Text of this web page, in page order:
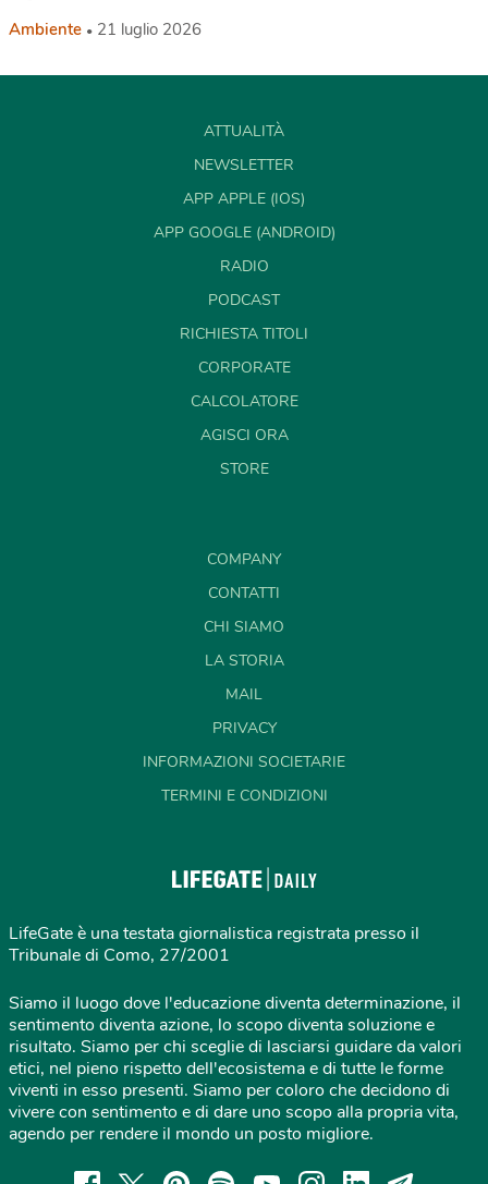
Ambiente 21 luglio 2026
ATTUALITÀ
NEWSLETTER
APP APPLE (IOS)
APP GOOGLE (ANDROID)
RADIO
PODCAST
RICHIESTA TITOLI
CORPORATE
CALCOLATORE
AGISCI ORA
STORE
COMPANY
CONTATTI
CHI SIAMO
LA STORIA
MAIL
PRIVACY
INFORMAZIONI SOCIETARIE
TERMINI E CONDIZIONI
LifeGate è una testata giornalistica registrata presso il
Tribunale di Como, 27/2001
Siamo il luogo dove l'educazione diventa determinazione, il
sentimento diventa azione, lo scopo diventa soluzione e
risultato. Siamo per chi sceglie di lasciarsi guidare da valori
etici, nel pieno rispetto dell'ecosistema e di tutte le forme
viventi in esso presenti. Siamo per coloro che decidono di
vivere con sentimento e di dare uno scopo alla propria vita,
agendo per rendere il mondo un posto migliore.